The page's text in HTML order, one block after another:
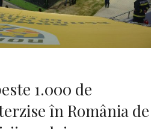
1.000 de
în România de